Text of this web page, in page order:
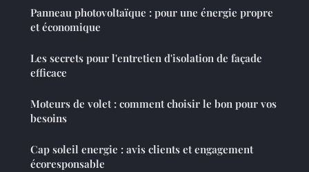
Panneau photovoltaïque : pour une énergie propre
et économique
Les secrets pour l'entretien d'isolation de façade
efficace
Moteurs de volet : comment choisir le bon pour vos
besoins
Cap soleil energie : avis clients et engagement
écoresponsable